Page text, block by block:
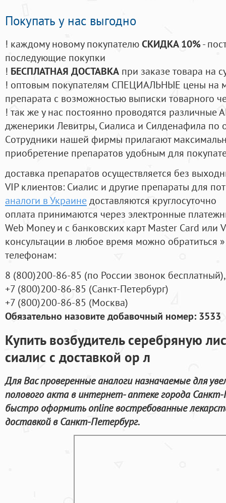
Покупать у нас выгодно
! каждому новому покупателюСКИДКА 10%-
последующие покупки
! БЕСПЛАТНАЯ ДОСТАВКА при заказе товара на
! оптовым покупателям СПЕЦИАЛЬНЫЕ цены на
препарата с возможностью выписки товарного
! так же у нас постоянно проводятся
дженерики Левитры, Сиалиса и Силденафила по
Cотрудники нашей фирмы прилагают
приобретение препаратов удобным для
доставка препаратов осуществляется без
VIP клиентов: Сиалис и другие препараты для
аналоги в Украинедоставляются круглосуточно
оплата принимаются через электронные
Web Money и с банковских карт Master Card или
консультации в любое время можно обратиться
телефонам:
8 (800)200-86-85 (по России звонок бесплатный),
+7 (800)200-86-85 (Санкт-Петербург)
+7 (800)200-86-85 (Москва)
Обязательно назовите добавочный номер: 3533
Купить возбудитель серебряную
сиалис с доставкой ор л
Для Вас проверенные аналоги назначаемые для
полового акта в интернет- аптеке города
быстро оформить online востребованные
доставкой в Санкт-Петербург.